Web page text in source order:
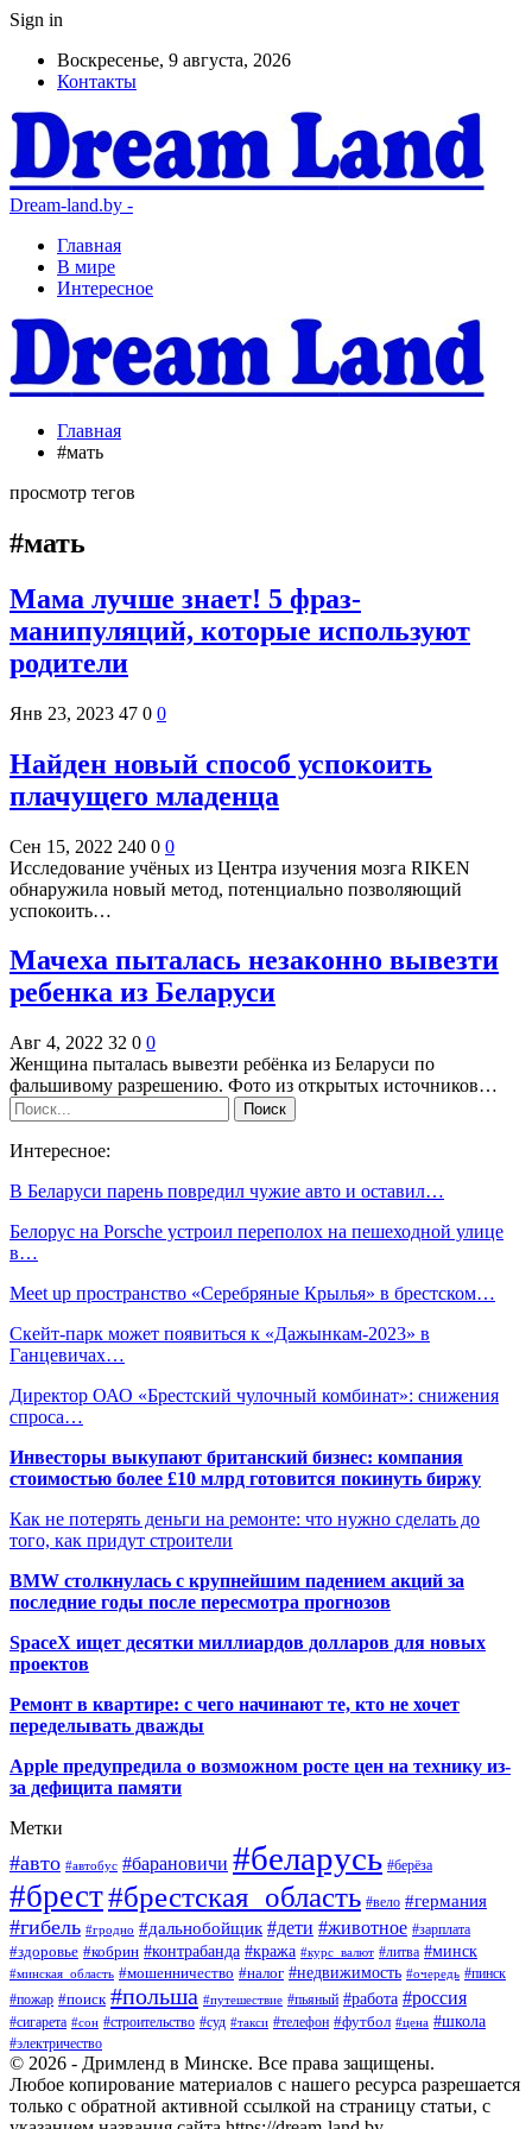
Sign in
Воскресенье, 9 августа, 2026
Контакты
Dream-land.by -
Главная
В мире
Интересное
Главная
#мать
просмотр тегов
#мать
Мама лучше знает! 5 фраз-
манипуляций, которые используют
родители
Янв 23, 2023 47 0 0
Найден новый способ успокоить
плачущего младенца
Сен 15, 2022 240 0 0
Исследование учёных из Центра изучения мозга RIKEN
обнаружила новый метод, потенциально позволяющий
успокоить…
Мачеха пыталась незаконно вывезти
ребенка из Беларуси
Авг 4, 2022 32 0 0
Женщина пыталась вывезти ребёнка из Беларуси по
фальшивому разрешению. Фото из открытых источников…
Интересное:
В Беларуси парень повредил чужие авто и оставил…
Белорус на Porsche устроил переполох на пешеходной улице
в…
​​​​​​​Meet up пространство «Серебряные Крылья» в брестском…
Скейт-парк может появиться к «Дажынкам-2023» в
Ганцевичах…
Директор ОАО «Брестский чулочный комбинат»: снижения
спроса…
Инвесторы выкупают британский бизнес: компания
стоимостью более £10 млрд готовится покинуть биржу
Как не потерять деньги на ремонте: что нужно сделать до
того, как придут строители
BMW столкнулась с крупнейшим падением акций за
последние годы после пересмотра прогнозов
SpaceX ищет десятки миллиардов долларов для новых
проектов
Ремонт в квартире: с чего начинают те, кто не хочет
переделывать дважды
Apple предупредила о возможном росте цен на технику из-
за дефицита памяти
Метки
#авто #автобус #барановичи #беларусь #берёза
#брест#брестская_область #вело #германия
#гибель #гродно #дальнобойщик #дети #животное #зарплата
#здоровье #кобрин #контрабанда #кража #курс_валют #литва #минск
#минская_область #мошенничество #налог #недвижимость #очередь #пинск
#пожар #поиск #польша #путешествие #пьяный #работа #россия
#сигарета #сон #строительство #суд #такси #телефон #футбол #цена #школа
#электричество
© 2026 - Дримленд в Минске. Все права защищены.
Любое копирование материалов с нашего ресурса разрешается
только с обратной активной ссылкой на страницу статьи, с